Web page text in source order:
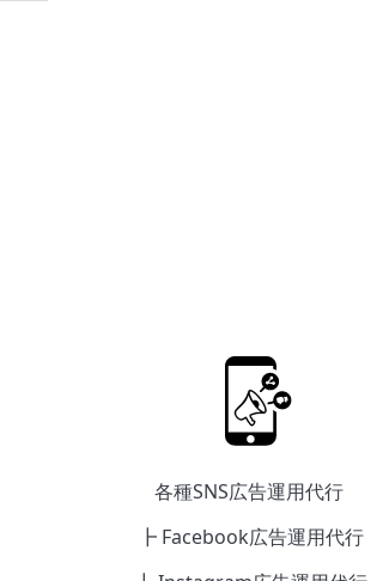
各種SNS広告運用代行
┣ Facebook広告運用代行